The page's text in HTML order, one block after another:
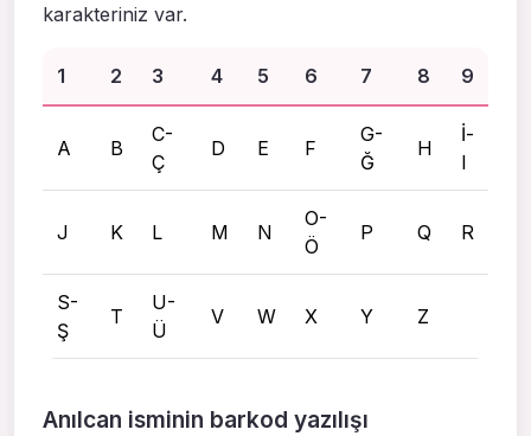
karakteriniz var.
1 2 3 4 5 6 7 8 9
A B
C-
Ç
D E F
G-
Ğ
H
İ-
I
J K L M N
O-
Ö
P Q R
S-
Ş
T
U-
Ü
V W X Y Z
Anılcan isminin barkod yazılışı